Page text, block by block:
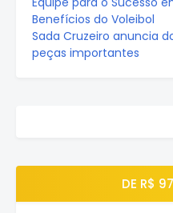
Benefícios do Voleibol
Sada Cruzeiro anuncia
peças importantes
DE R$